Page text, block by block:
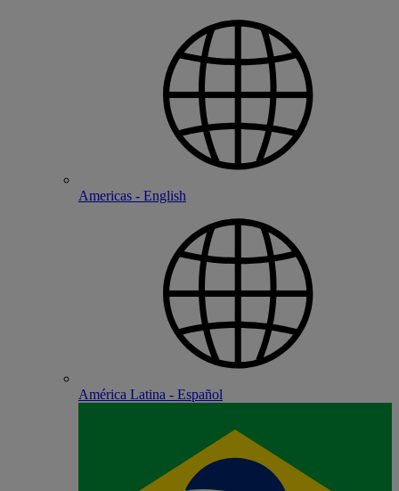
Americas - English
América Latina - Español